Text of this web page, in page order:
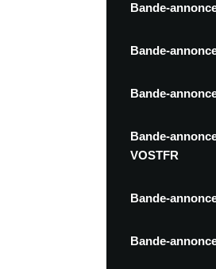
Bande-
Bande-
Bande-
Bande-
VOSTFR
Bande-
Bande-